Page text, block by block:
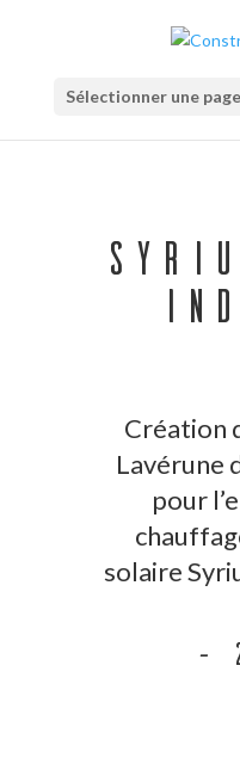
Sélectionner une page
Création
Lavérune
pour
solaire
–